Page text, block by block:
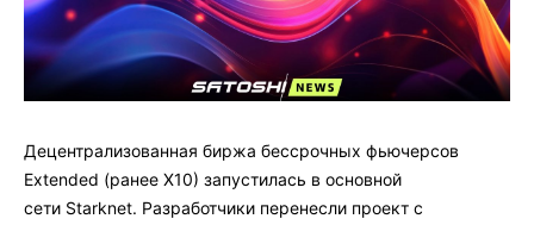
Децентрализованная биржа бессрочных фьючерсов
Extended (ранее X10) запустилась в основной
сети Starknet. Разработчики перенесли проект с